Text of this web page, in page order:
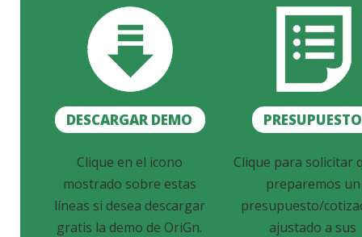
DESCARGAR DEMO PRESUPUESTO
Clique en el icono
mostrado sobre estas
líneas si desea descargar
gratis la demo de OriGn.
Clique para solicitar
preparemos un
presupuesto/
ajustado a sus